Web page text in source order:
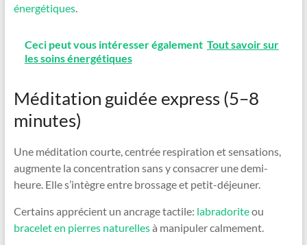
énergétiques.
Ceci peut vous intéresser également Tout savoir sur
les soins énergétiques
Méditation guidée express (5–8
minutes)
Une méditation courte, centrée respiration et sensations,
augmente la concentration sans y consacrer une demi-
heure. Elle s’intègre entre brossage et petit-déjeuner.
Certains apprécient un ancrage tactile: labradoriteou
bracelet en pierres naturellesà manipuler calmement.